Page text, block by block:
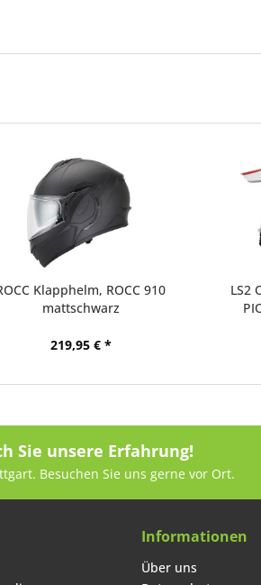
Klapphelm, ROCC 910
mattschwarz
219,95 € *
LS2
Sie unsere Erfahrung!
Besuchen Sie uns gerne vor Ort.
Informationen
Über uns